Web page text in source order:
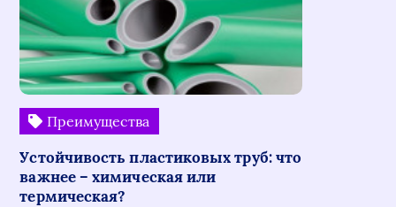
Преимущества
Устойчивость пластиковых труб: что
важнее – химическая или
термическая?